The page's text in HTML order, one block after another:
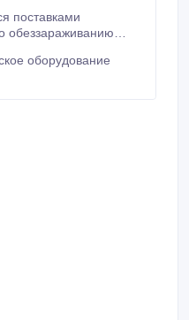
обеззараживанию
1000 м3/ч..
оборудование